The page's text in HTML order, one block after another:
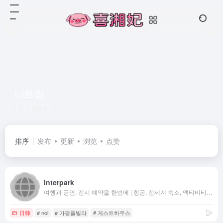
排序 发布 更新 浏览 点赞
Interpark
日韩 # nol # 가평풀빌라 # 게스트하우스